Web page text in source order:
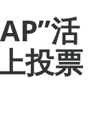
活
投票